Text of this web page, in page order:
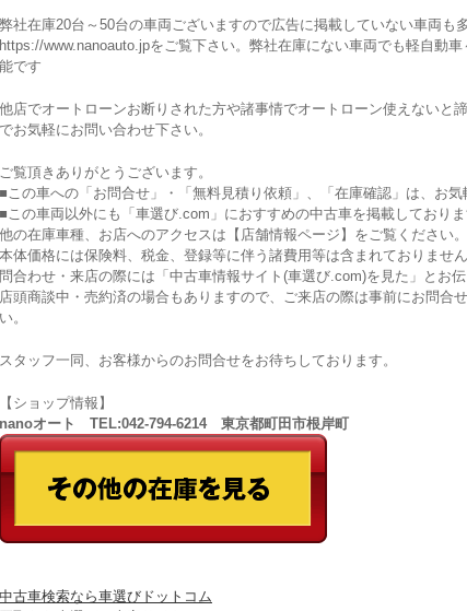
弊社在庫20台～50台の車両ございますので広告に掲載していない車両も
https://www.nanoauto.jpをご覧下さい。弊社在庫にない車両でも軽自動
能です
他店でオートローンお断りされた方や諸事情でオートローン使えないと
でお気軽にお問い合わせ下さい。
ご覧頂きありがとうございます。
■この車への「お問合せ」・「無料見積り依頼」、「在庫確認」は、お気
■この車両以外にも「車選び.com」におすすめの中古車を掲載しており
他の在庫車種、お店へのアクセスは【店舗情報ページ】をご覧ください。
本体価格には保険料、税金、登録等に伴う諸費用等は含まれておりませ
問合わせ・来店の際には「中古車情報サイト(車選び.com)を見た」とお
店頭商談中・売約済の場合もありますので、ご来店の際は事前にお問合
い。
スタッフ一同、お客様からのお問合せをお待ちしております。
【ショップ情報】
nanoオート TEL:042-794-6214 東京都町田市根岸町
中古車検索なら車選びドットコム